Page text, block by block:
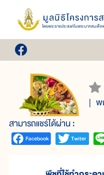
พ
สามารถแชร์ได้ผ่าน :